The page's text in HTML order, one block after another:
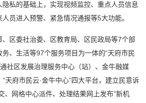
私的基础上，实现视频监控、重点人员信息
员进入预警、紧急情况通报等5大功能。
、区委社治委、区教育局、区民政局等7个部
、生活等97个服务项目为一体的“天府市民
社区发展治理服务中心（站）、金牛融媒
“天府市民云·金牛中心”四大平台，建立民意诉
、网格中心派件、处理结果网上发布”新机